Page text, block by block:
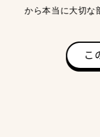
から本当に大切